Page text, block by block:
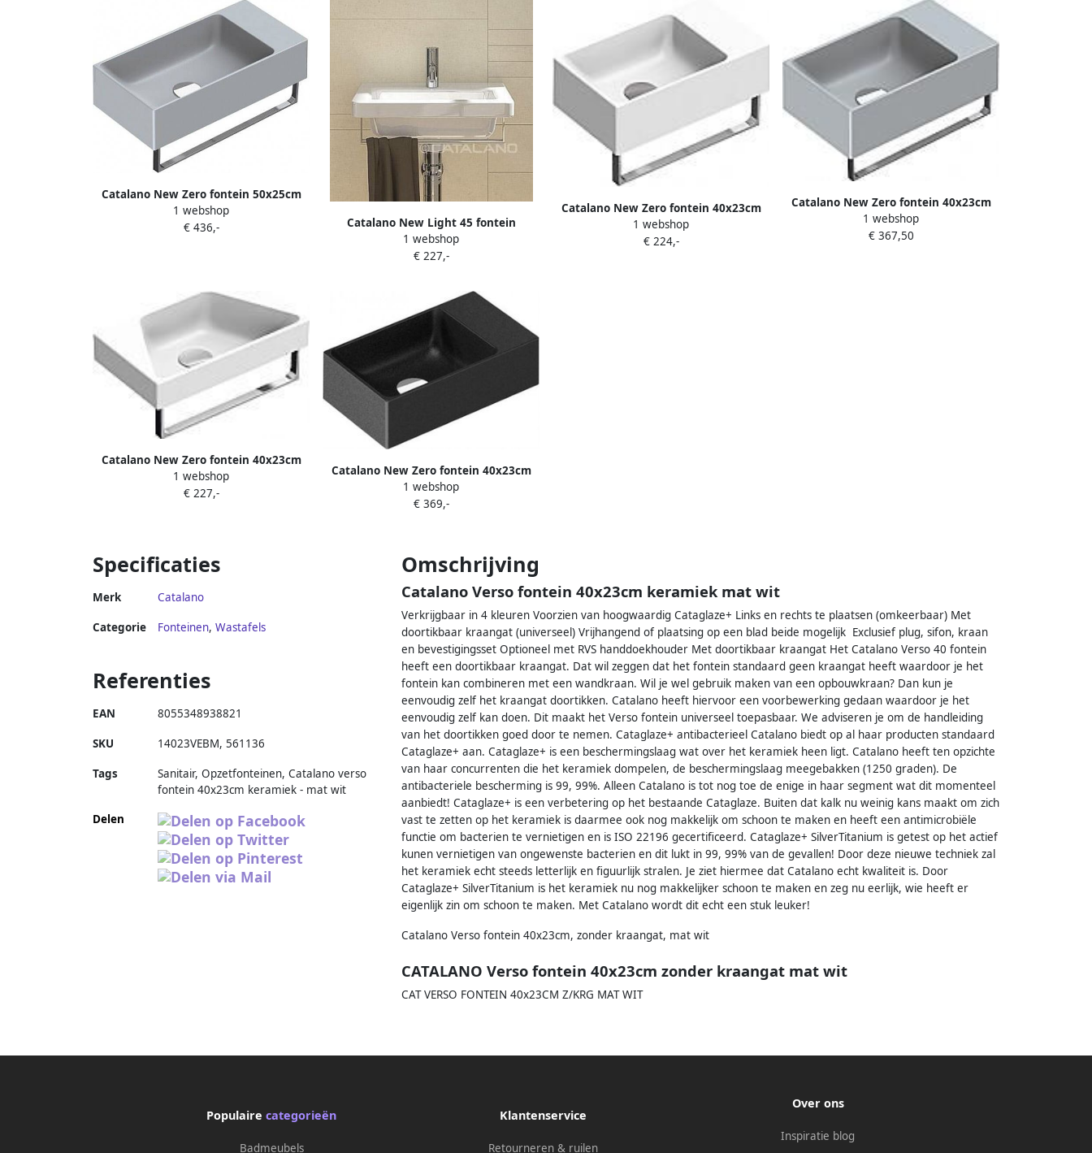
Catalano New Zero fontein 50x25cm
cement mat 15025VECS
1 webshop
€ 436,-
Catalano New Light 45 fontein
45x34cm 145LI00
1 webshop
€ 227,-
Catalano New Zero fontein 40x23cm
zonder overloop met cataglaze
14023VE00
1 webshop
€ 224,-
Catalano New Zero fontein 40x23cm
cement mat 14023VECS
1 webshop
€ 367,50
Catalano New Zero fontein 40x23cm
met cataglaze 14023ZE00
1 webshop
€ 227,-
Catalano New Zero fontein 40x23cm
mat zwart 14023VENS
1 webshop
€ 369,-
Specificaties
Merk Catalano
Categorie Fonteinen, Wastafels
Omschrijving
Catalano Verso fontein 40x23cm keramiek mat wit
Verkrijgbaar in 4 kleuren Voorzien van hoogwaardig Cataglaze+ Links en rechts te plaatsen (omkeerbaar) Met
doortikbaar kraangat (universeel) Vrijhangend of plaatsing op een blad beide mogelijk Exclusief plug, sifon, kraan
en bevestigingsset Optioneel met RVS handdoekhouder Met doortikbaar kraangat Het Catalano Verso 40 fontein
heeft een doortikbaar kraangat. Dat wil zeggen dat het fontein standaard geen kraangat heeft waardoor je het
fontein kan combineren met een wandkraan. Wil je wel gebruik maken van een opbouwkraan? Dan kun je
eenvoudig zelf het kraangat doortikken. Catalano heeft hiervoor een voorbewerking gedaan waardoor je het
eenvoudig zelf kan doen. Dit maakt het Verso fontein universeel toepasbaar. We adviseren je om de handleiding
van het doortikken goed door te nemen. Cataglaze+ antibacterieel Catalano biedt op al haar producten standaard
Cataglaze+ aan. Cataglaze+ is een beschermingslaag wat over het keramiek heen ligt. Catalano heeft ten opzichte
van haar concurrenten die het keramiek dompelen, de beschermingslaag meegebakken (1250 graden). De
antibacteriele bescherming is 99, 99%. Alleen Catalano is tot nog toe de enige in haar segment wat dit momenteel
aanbiedt! Cataglaze+ is een verbetering op het bestaande Cataglaze. Buiten dat kalk nu weinig kans maakt om zich
vast te zetten op het keramiek is daarmee ook nog makkelijk om schoon te maken en heeft een antimicrobiële
functie om bacterien te vernietigen en is ISO 22196 gecertificeerd. Cataglaze+ SilverTitanium is getest op het actief
kunen vernietigen van ongewenste bacterien en dit lukt in 99, 99% van de gevallen! Door deze nieuwe techniek zal
het keramiek echt steeds letterlijk en figuurlijk stralen. Je ziet hiermee dat Catalano echt kwaliteit is. Door
Cataglaze+ SilverTitanium is het keramiek nu nog makkelijker schoon te maken en zeg nu eerlijk, wie heeft er
eigenlijk zin om schoon te maken. Met Catalano wordt dit echt een stuk leuker!
Catalano Verso fontein 40x23cm, zonder kraangat, mat wit
CATALANO Verso fontein 40x23cm zonder kraangat mat wit
CAT VERSO FONTEIN 40x23CM Z/KRG MAT WIT
Referenties
EAN 8055348938821
SKU 14023VEBM, 561136
Tags
Sanitair, Opzetfonteinen, Catalano verso
fontein 40x23cm keramiek - mat wit
Delen
Populaire categorieën
Badmeubels
Klantenservice
Retourneren & ruilen
Over ons
Inspiratie blog